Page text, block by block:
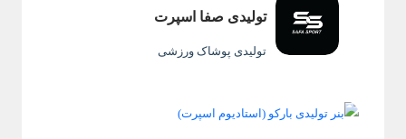
تولیدی صفا اسپرت
تولیدی پوشاک ورزشی